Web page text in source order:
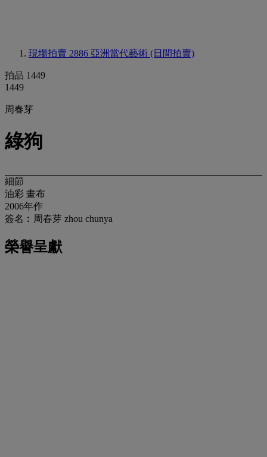
現場拍賣 2886 亞洲當代藝術 (日間拍賣)
拍品 1449
1449
周春芽
綠狗
細節
油彩 畫布
2006年作
簽名︰周春芽 zhou chunya
榮譽呈獻